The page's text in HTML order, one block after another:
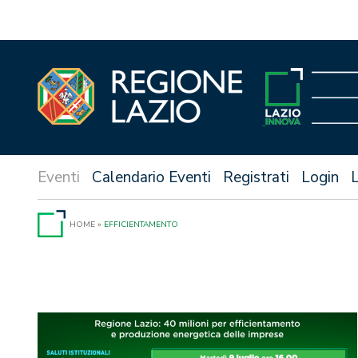
Calendario Eventi Registrati Login
HOME » EFFICIENTAMENTO